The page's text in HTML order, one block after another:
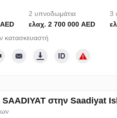
2 υπνοδωμάτια
ελαχ. 2 700 000 AED
3
κατασκευαστή
SAADIYAT στην Saadiyat